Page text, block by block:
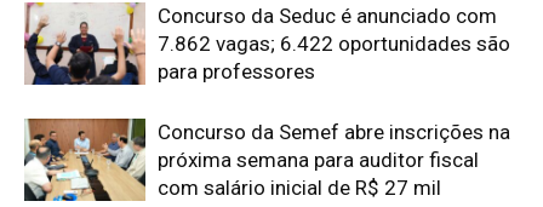
Concurso da Seduc é anunciado com
7.862 vagas; 6.422 oportunidades são
para professores
Concurso da Semef abre inscrições na
próxima semana para auditor fiscal
com salário inicial de R$ 27 mil